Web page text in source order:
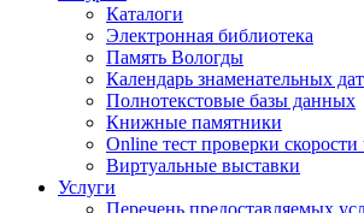
Каталоги
Электронная библиотека
Память Вологды
Календарь знаменательных дат
Полнотекстовые базы данных
Книжные памятники
Online тест проверки скорости
Виртуальные выставки
Услуги
Перечень предоставляемых